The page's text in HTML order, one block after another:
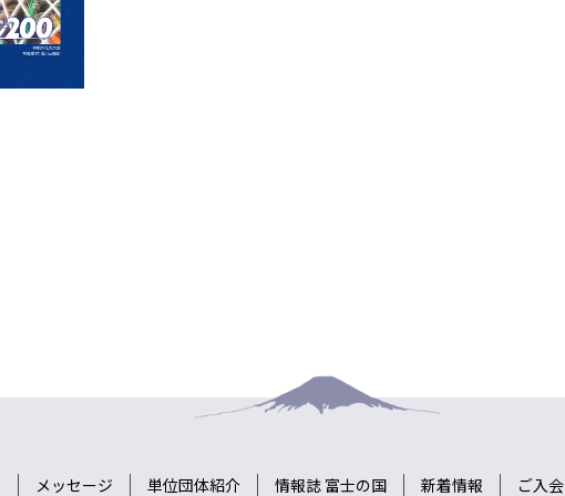
メッセージ 単位団体紹介 情報誌 富士の国 新着情報 ご入会